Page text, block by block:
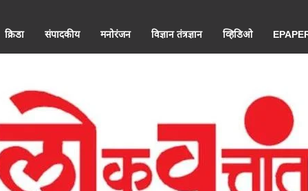
क्रिडा संपादकीय मनोरंजन विज्ञान तंत्रज्ञान व्हिडिओ